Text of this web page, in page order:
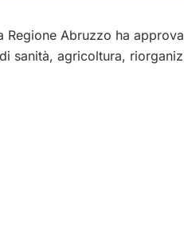
Regione Abruzzo ha
sanità, agricoltura,